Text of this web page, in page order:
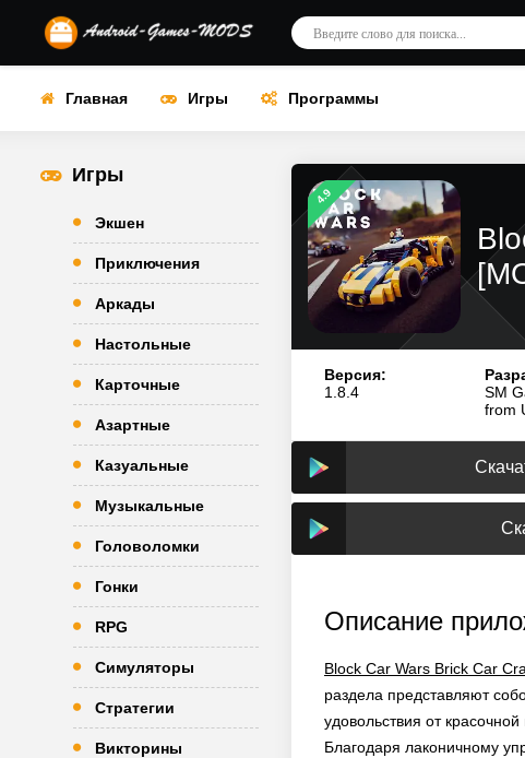
Главная Игры Программы
Игры
Экшен
Приключения
Аркады
Настольные
Карточные
Азартные
Казуальные
Музыкальные
Головоломки
Гонки
RPG
Симуляторы
Стратегии
Викторины
4.9
Версия:
1.8.4
SM
from
Описание
Block Car Wars Brick Car
раздела представляют
удовольствия от
Благодаря лаконичному